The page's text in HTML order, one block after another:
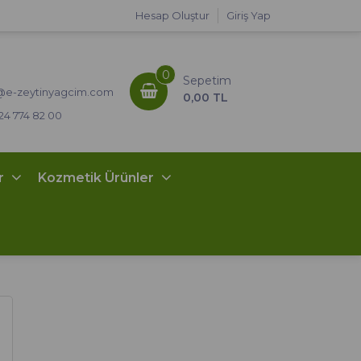
Giriş Yap
Hesap Oluştur
zeytinyagcim.com
774 82 00
0
Sepetim
0,00 TL
Kozmetik Ürünler